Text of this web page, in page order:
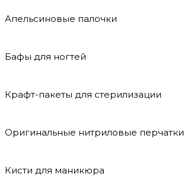
Апельсиновые палочки
Бафы для ногтей
Крафт-пакеты для стерилизации
Оригинальные нитриловые перчатки
Кисти для маникюра